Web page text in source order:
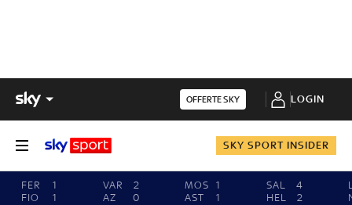
OFFERTE SKY LOGIN
SKY SPORT INSIDER
FER
1
FIO
1
VAR
2
AZ
0
MOS
1
AST
1
SAL
4
HEL
2